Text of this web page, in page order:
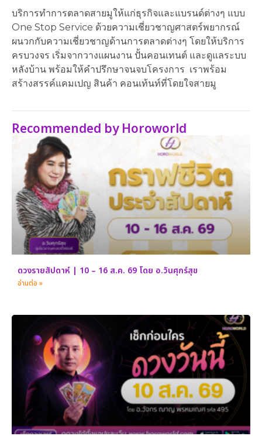
บริการทำการตลาดสายมูให้แก่ธุรกิจและแบรนด์ต่างๆ แบบ
One Stop Service ด้วยความเชี่ยวชาญศาสตร์พยากรณ์
ผนวกกับความเชี่ยวชาญด้านการตลาดต่างๆ โดยให้บริการ
ครบวงจร เริ่มจากวางแผนงาน ปั้นคอนเทนต์ และดูแลระบบ
หลังบ้าน พร้อมให้คำปรึกษาจนจบโครงการ เราพร้อม
สร้างสรรค์แคมเปญ สินค้า คอนเท้นท์ที่โดยใจสายมู
Recommended by Horoworld
ดวงรายสัปดาห์ | 10 – 16 ส.ค. 69 โดย อ.วันศุกร์สุข
อ่านต่อ »